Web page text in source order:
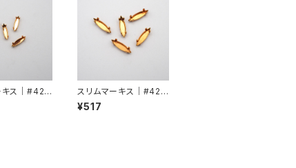
キス｜#420
スリムマーキス｜#420
0用爪15mmx4mm
¥517